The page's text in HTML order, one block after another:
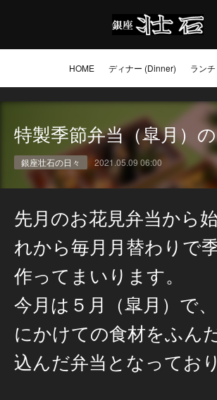
HOME ディナー (Dinner) ラン
アクセス・ご予約 (Access / Reservations) ワイン (Wine)
壮石の心 (Our Philosophy)
特製季節弁当（皐月）
銀座壮石の日々 2021.05.09 06:00
先月のお花見弁当から
れから毎月月替わりで
作ってまいります。
今月は５月（皐月）で
にかけての食材をふん
込んだ弁当となってお